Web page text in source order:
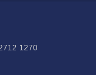
1270